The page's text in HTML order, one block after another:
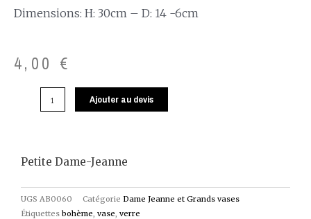
Dimensions: H: 30cm – D: 14 -6cm
4,00 €
Ajouter au devis
Petite Dame-Jeanne
UGS AB0060 Catégorie Dame Jeanne et Grands vases
Étiquettes bohème, vase, verre